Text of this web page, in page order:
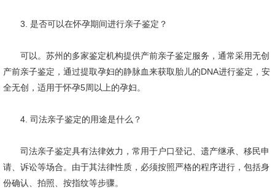
3. 是否可以在怀孕期间进行亲子鉴定？
可以。苏州的多家鉴定机构提供产前亲子鉴定服务，通常采用无创
产前亲子鉴定，通过提取孕妇的静脉血来获取胎儿的DNA进行鉴定，安
全无创，适用于怀孕5周以上的孕妇。
4. 司法亲子鉴定的用途是什么？
司法亲子鉴定具有法律效力，常用于户口登记、遗产继承、移民申
请、诉讼等场合。由于其法律性质，必须按照严格的程序进行，包括身
份确认、拍照、按指纹等步骤。